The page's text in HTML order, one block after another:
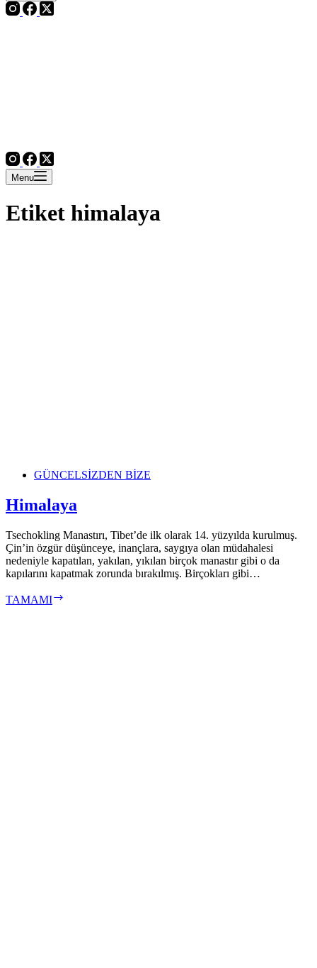
Menu
Etiket himalaya
GÜNCELSİZDEN BİZE
Himalaya
Tsechokling Manastırı, Tibet’de ilk olarak 14. yüzyılda kurulmuş.
Çin’in özgür düşünceye, inançlara, saygıya olan müdahalesi
nedeniyle kapatılan, yakılan, yıkılan birçok manastır gibi o da
kapılarını kapatmak zorunda bırakılmış. Birçokları gibi…
TAMAMI